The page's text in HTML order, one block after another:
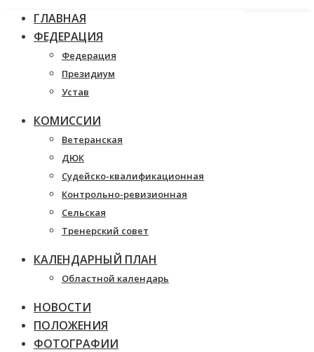
ГЛАВНАЯ
ФЕДЕРАЦИЯ
Федерация
Президиум
Устав
КОМИССИИ
Ветеранская
ДЮК
Судейско-квалификационная
Контрольно-ревизионная
Сельская
Тренерский совет
КАЛЕНДАРНЫЙ ПЛАН
Областной календарь
НОВОСТИ
ПОЛОЖЕНИЯ
ФОТОГРАФИИ